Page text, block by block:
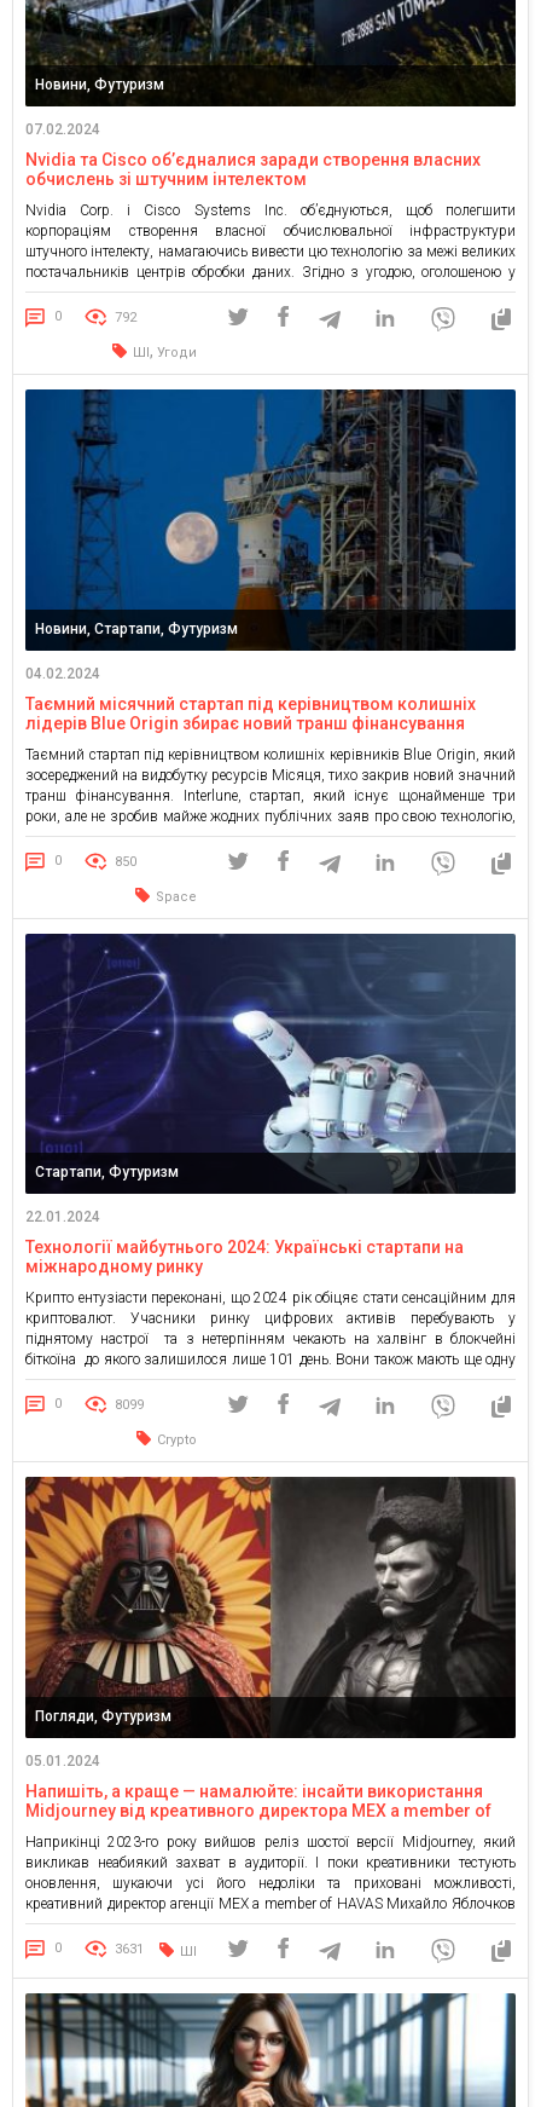
Новини, Футуризм
07.02.2024
Nvidia та Cisco об’єдналися заради створення власних
обчислень зі штучним інтелектом
Nvidia Corp. і Cisco Systems Inc. об’єднуються, щоб полегшити
корпораціям створення власної обчислювальної інфраструктури
штучного інтелекту, намагаючись вивести цю технологію за межі великих
постачальників центрів обробки даних. Згідно з угодою, оголошеною у
вівторок, Cisco запропонує обладнання на базі Nvidia — популярне для
розробки моделей штучного інтелекту — разом із мережевим
обладнанням. Для Nvidia партнерство відкриває […]
0 792
ШІ, Угоди
Новини, Стартапи, Футуризм
04.02.2024
Таємний місячний стартап під керівництвом колишніх
лідерів Blue Origin збирає новий транш фінансування
Таємний стартап під керівництвом колишніх керівників Blue Origin, який
зосереджений на видобутку ресурсів Місяця, тихо закрив новий значний
транш фінансування. Interlune, стартап, який існує щонайменше три
роки, але не зробив майже жодних публічних заяв про свою технологію,
залучив 15,5 мільйонів доларів нового фінансування та планує закрити
ще 2 мільйони доларів. Представник Interlune відмовився коментувати
цю […]
0 850
Space
Стартапи, Футуризм
22.01.2024
Технології майбутнього 2024: Українські стартапи на
міжнародному ринку
Крипто ентузіасти переконані, що 2024 рік обіцяє стати сенсаційним для
криптовалют. Учасники ринку цифрових активів перебувають у
піднятому настрої та з нетерпінням чекають на халвінг в блокчейні
біткоїна до якого залишилося лише 101 день. Вони також мають ще одну
причину для радості — запуск спотового Біткоїн-ETF. Попри те, що
терміни “блокчейн”, “криптовалюта” та “майнінг” ще […]
0 8099
Crypto
Погляди, Футуризм
05.01.2024
Напишіть, а краще — намалюйте: інсайти використання
Midjourney від креативного директора MEX a member of
Наприкінці 2023-го року вийшов реліз шостої версії Midjourney, який
викликав неабиякий захват в аудиторії. І поки креативники тестують
оновлення, шукаючи усі його недоліки та приховані можливості,
креативний директор агенції MEX a member of HAVAS Михайло Яблочков
ділиться власними інсайтами використання цього інструменту. Моя
робота з Midjourney почалася рік тому, на Різдво. Спочатку я був у […]
0 3631 ШІ